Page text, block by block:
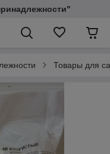
Товары для